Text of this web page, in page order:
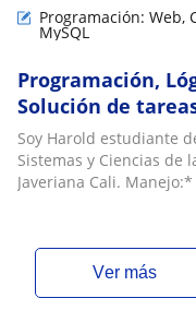
Programación: Web,
MySQL
Programación,
Solución de
los lenguajes
Soy Harold estudiante
Sistemas y Ciencias de
Javeriana Cali. Manejo:*
ver más